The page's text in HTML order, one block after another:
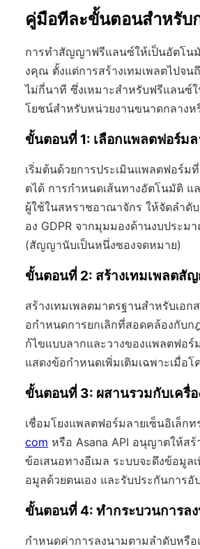
คู่มือทีละขั้นตอนสำหรับ
การทำสัญญาฟรีแลนซ์ให้เป็นอัตโนมั
งคุณ ตั้งแต่การสร้างเทมเพลตไปจ
ไม่กี่นาที ซึ่งเหมาะสำหรับฟรีแลนซ์
โยชน์สำหรับหน่วยงานขนาดกลาง
ขั้นตอนที่ 1: เลือกแพลตฟอร์ม
เริ่มต้นด้วยการประเมินแพลตฟอร์
ตได้ การกำหนดเส้นทางอัตโนมัติ แ
ผู้ใช้ในสหราชอาณาจักร ให้จัดลำ
อง GDPR จากมุมมองด้านงบประ
(สัญญานับเป็นหนึ่งซองจดหมาย)
ขั้นตอนที่ 2: สร้างเทมเพลตสั
สร้างเทมเพลตมาตรฐานสำหรับเอ
อกำหนดการยกเลิกที่สอดคล้องกับ
ก้ไขแบบลากและวางของแพลตฟอร์
แสดงข้อกำหนดเพิ่มเติมเฉพาะเมื่อ
ขั้นตอนที่ 3: ผสานรวมกับเครื่
เชื่อมโยงแพลตฟอร์มลายเซ็นอิเล็ก
com หรือ Asana API อนุญาตให้ส
ข้อเสนอทางอีเมล ระบบจะดึงข้อมู
อมูลด้วยตนเอง และรับประกันการอั
ขั้นตอนที่ 4: ทำกระบวนการล
กำหนดค่าการลงนามตามลำดับหรื